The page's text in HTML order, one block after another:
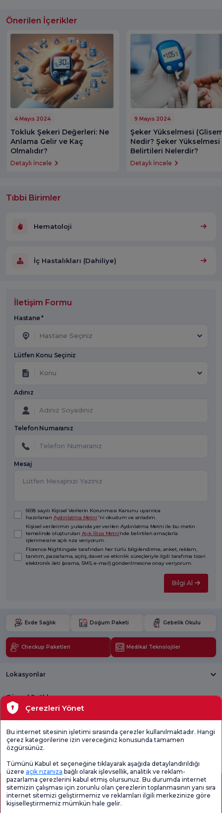
Önerilen İçerikler
4 Mayıs 2024
Tokluk Şekeri Değerleri: Ne
Anlama Gelir ve Kaç
Olmalıdır?
Detaylı İncele
9 Mayıs 2024
Şeker Yükselmesi
Nedir? Şeker Yükselmesi
Belirtileri Nelerdir?
Detaylı İncele
Tıbbi Birimler
Hematoloji
İç Hastalıkları (Dahiliye)
İletişim Formu
Hastane *
Hastane Seçiniz
Lütfen Konu Seçiniz
Konu
Adınız
Telefon Numaranız
Mesaj
6698 sayılı Kişisel Verilerin Korunması Kanunu uyarınca
hazırlanan Aydınlatma Metni 'ni okudum ve anladım.
Kişisel verilerimin yukarıda yer verilen Aydınlatma Metni ile bu metin
temelinde oluşturulan Açık Rıza Metni’nde belirtilen amaçlarla
işlenmesine açık rıza veriyorum.
Florence Nightingale tarafından her türlü bilgilendirme, anket, reklam,
tanıtım, pazarlama, açılış, davet ve etkinlik süreçleriyle ilgili tarafıma ticari
elektronik ileti (arama, SMS, e-mail) gönderilmesine onay veriyorum.
Bilgi Al
Evde Sağlık Doğum Paketi Gebelik Okulu
Checkup Paketleri Medikal Teknolojiler
Lokasyonlar
Güncel Sağlık
Tıbbi Birimler
Genel
Memnuniyet
Çerezleri Yönet
Bu internet sitesinin işletimi sırasında çerezler kullanılmaktadır. Hangi
çerez kategorilerine izin vereceğiniz konusunda tamamen
özgürsünüz.
Tümünü Kabul et seçeneğine tıklayarak aşağıda detaylandırıldığı
üzere açık rızanıza bağlı olarak işlevsellik, analitik ve reklam-
pazarlama çerezlerini kabul etmiş olursunuz. Bu durumda internet
sitemizin çalışması için zorunlu olan çerezlerin toplanmasının yanı sıra
internet sitemizi geliştirmemiz ve reklamları ilgili merkezinize göre
kişiselleştirmemiz mümkün hale gelir.